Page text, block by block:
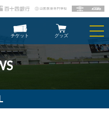
チケット グッズ